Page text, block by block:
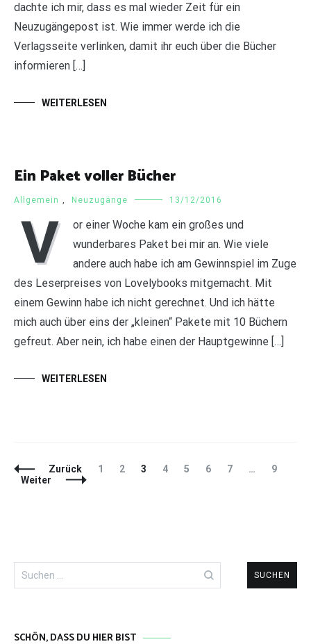
dachte ich mir, dass es mal wieder Zeit für ein
Neuzugängepost ist. Wie immer werde ich die
Verlagsseite verlinken, damit ihr euch über die Bücher
informieren […]
WEITERLESEN
Ein Paket voller Bücher
Allgemein , Neuzugänge 13/12/2016
V
or einer Woche kam ein großes und
wunderbares Paket bei mir an. Wie viele
andere auch habe ich am Gewinnspiel im Zuge
des Leserpreises von Lovelybooks mitgemacht. Mit
einem Gewinn habe ich nicht gerechnet. Und ich hätte
mich auch über eins der „kleinen“ Pakete mit 10 Büchern
gefreut. Aber nein, ich habe einen der Hauptgewinne […]
WEITERLESEN
Beitragsnavigation
Zurück Seite
1 Seite
2 Seite
3 Seite
4 Seite
5 Seite
6 Seite
7 … Seite
9
Weiter
Suchen
nach:
SCHÖN, DASS DU HIER BIST